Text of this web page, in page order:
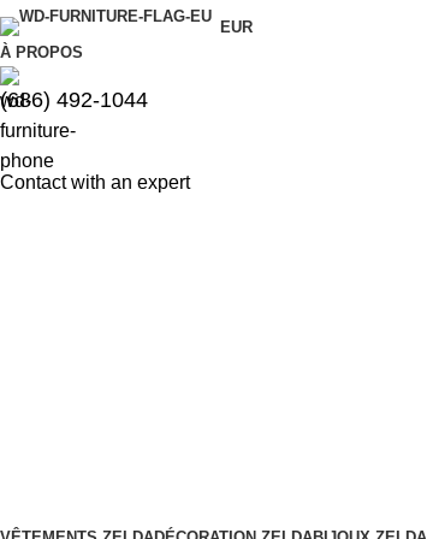
EUR
À PROPOS
(686) 492-1044
Contact with an expert